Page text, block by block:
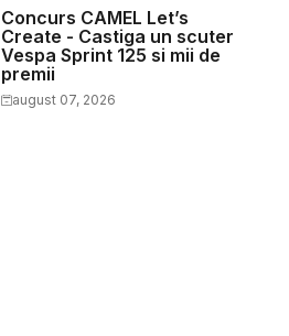
Concurs CAMEL Let’s
Create - Castiga un scuter
Vespa Sprint 125 si mii de
premii
august 07, 2026